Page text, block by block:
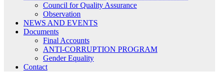
Council for Quality Assurance
Observation
NEWS AND EVENTS
Documents
Final Accounts
ANTI-CORRUPTION PROGRAM
Gender Equality
Contact